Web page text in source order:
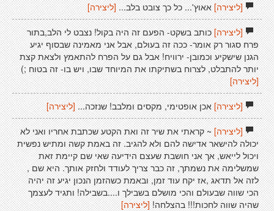
[ליצירה]אאוץ'... כל כך צובט בלב...[ליצירה]
[ליצירה]כותב בשקט- הפעם זה היה בקול! נצבט לי הלב,בתור
פרח סגור רק אומר- ככה זה בעולם, אבל אני מאמינה שבסוף יגיע
הגנן שישקיע וכמובן- ירוויח! אבל גם על הפרח להתאמץ ולצאת קצת
יותר להתבלט, לצרוח בשתיקתו את המיוחד שבו, ויש בו- זה בטוח ;)
[ליצירה]
[ליצירה]אכן אופטימי, מקסים ומלבב! שנזכה... [ליצירה]
[ליצירה]~ קראתי את שיר זה ואת הקטע שכתבת אחריו ואני לא
יכולה להישאר אדישה להם ולא להגיב. זה באמת קשה ומתיש נפשית
ויכול לייאש, אך אני חושבת שעצם הידיעה שאי שם קיימת זאת
שמשלימה את נשמתך, זה כבר צריך לעודד ולחזק אותך. היא שם ,
לזה אל תדאג ,אז יקח עוד זמן, ובאמת כשהזמן הנכון יגיע זה יהיה
הכי שווה שבעולם והכי מושלם בשבילך ו....בשבילה! ותגיד לעצמך
שהיה שווה לחכות!!! בהצלחה! [ליצירה]